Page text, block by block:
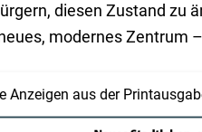
diesen Zustand zu
modernes Zentrum
Anzeigen aus der